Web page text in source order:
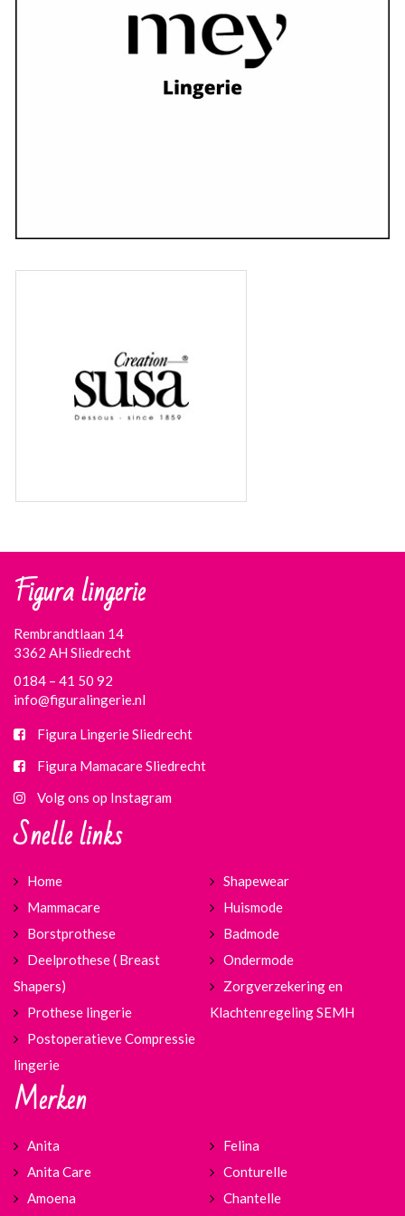
Figura lingerie
Rembrandtlaan 14
3362 AH Sliedrecht
0184 – 41 50 92
info@figuralingerie.nl
Figura Lingerie Sliedrecht
Figura Mamacare Sliedrecht
Volg ons op Instagram
Snelle links
Home
Mammacare
Borstprothese
Deelprothese ( Breast
Shapers)
Prothese lingerie
Postoperatieve Compressie
lingerie
Shapewear
Huismode
Badmode
Ondermode
Zorgverzekering en
Klachtenregeling SEMH
Merken
Anita
Anita Care
Amoena
Felina
Conturelle
Chantelle